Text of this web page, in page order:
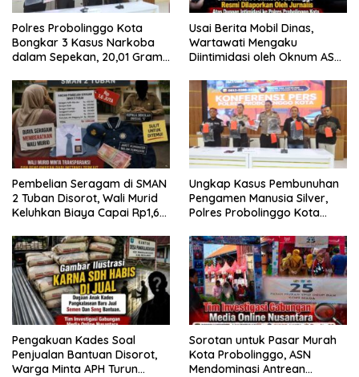
Polres Probolinggo Kota
Bongkar 3 Kasus Narkoba
dalam Sepekan, 20,01 Gram
Usai Berita Mobil Dinas,
Wartawati Mengaku
Diintimidasi oleh Oknum ASN
Tempuh Jalur Hukum
Pembelian Seragam di SMAN
2 Tuban Disorot, Wali Murid
Keluhkan Biaya Capai Rp1,6
Ungkap Kasus Pembunuhan
Pengamen Manusia Silver,
Polres Probolinggo Kota
Pengakuan Kades Soal
Penjualan Bantuan Disorot,
Warga Minta APH Turun
Sorotan untuk Pasar Murah
Kota Probolinggo, ASN
Mendominasi Antrean